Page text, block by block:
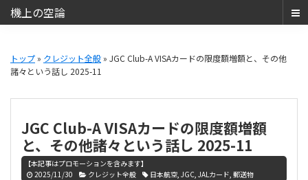
main
primary
機上の空論
ANA
JAL
JGC
と
THE
CLASS（JCB
ザ・
トップ » クレジット全般 » JGC Club-A VISAカードの限度額増額と、その他
諸々という話し 2025-11
JGC Club-A VISAカードの限度額増額
と、その他諸々という話し 2025-11
【本記事はプロモーションを含みます】
2025/11/30
クレジット全般 日本航空 JGC JALカード 郵送物